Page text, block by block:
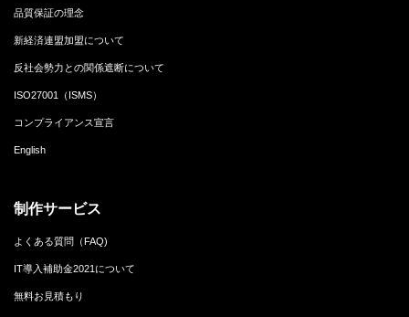
品質保証の理念
新経済連盟加盟について
反社会勢力との関係遮断について
ISO27001（ISMS）
コンプライアンス宣言
English
制作サービス
よくある質問（FAQ)
IT導入補助金2021について
無料お見積もり